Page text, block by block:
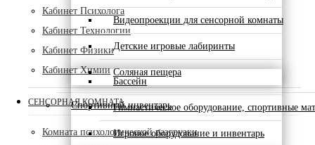
Видеопроекции для сенсорной комнаты
Детские игровые лабиринты
Соляная пещера
Спортивный инвентарь
Бассейн
Гимнастическое оборудование, спортивные
Игровое оборудование и инвентарь
Кабинет Психолога
Кабинет Технологии
Кабинет Физики
Кабинет Химии
СЕНСОРНАЯ КОМНАТА
Комната психологической разгрузки